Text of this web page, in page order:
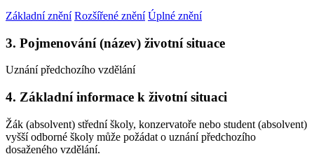
Základní znění Rozšířené znění Úplné znění
3. Pojmenování (název) životní situace
Uznání předchozího vzdělání
4. Základní informace k životní situaci
Žák (absolvent) střední školy, konzervatoře nebo student (absolvent)
vyšší odborné školy může požádat o uznání předchozího
dosaženého vzdělání.